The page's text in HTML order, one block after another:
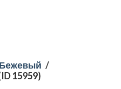
Бежевый /
15959)